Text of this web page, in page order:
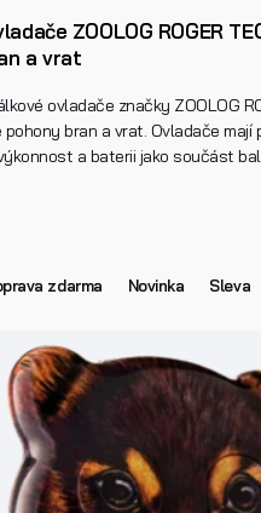
ZOOLOG ROGER
a vrat
ovladače značky ZOOLOG
bran a vrat. Ovladače mají
a baterii jako součást
zdarma Novinka Sleva